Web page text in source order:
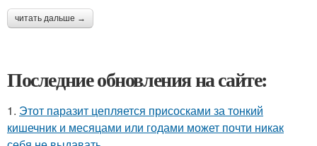
читать дальше →
Последние обновления на сайте:
1. Этот паразит цепляется присосками за тонкий
кишечник и месяцами или годами может почти никак